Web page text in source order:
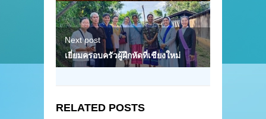
Next post
เยี่ยมครอบครัวผู้ฝึกหัดที่เชียงใหม่
RELATED POSTS